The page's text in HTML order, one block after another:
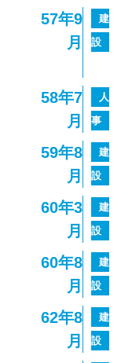
57年9
月
建
設
58年7
月
人
事
59年8
月
建
設
60年3
月
建
設
60年8
月
建
設
62年8
月
建
設